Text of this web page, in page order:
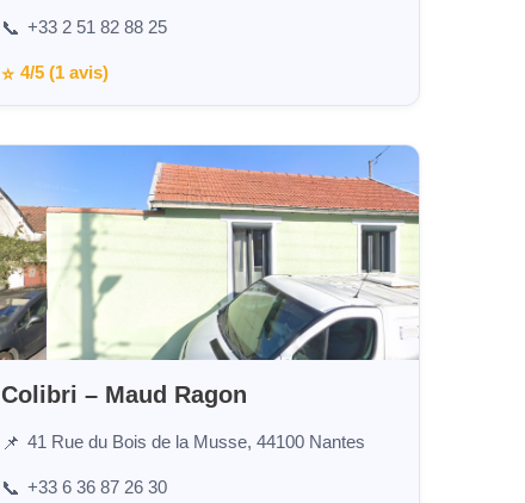
📞 +33 2 51 82 88 25
⭐ 4/5 (1 avis)
Colibri – Maud Ragon
📌 41 Rue du Bois de la Musse, 44100 Nantes
📞 +33 6 36 87 26 30